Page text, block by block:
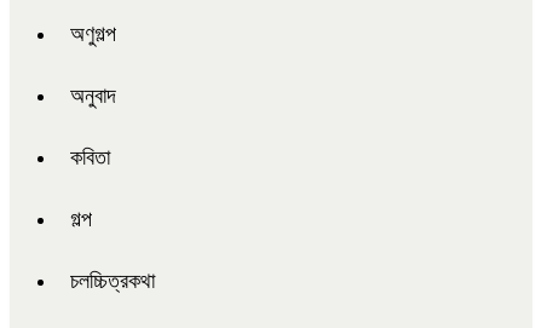
অণুগল্প
অনুবাদ
কবিতা
গল্প
চলচ্চিত্রকথা